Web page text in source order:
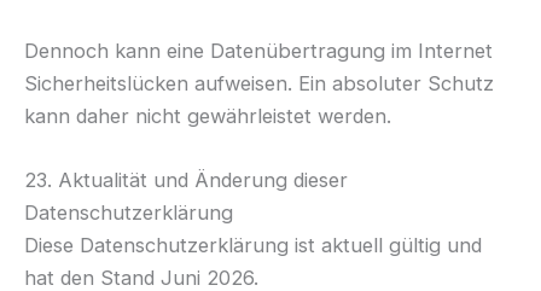
Dennoch kann eine Datenübertragung im Internet
Sicherheitslücken aufweisen. Ein absoluter Schutz
kann daher nicht gewährleistet werden.
23. Aktualität und Änderung dieser
Datenschutzerklärung
Diese Datenschutzerklärung ist aktuell gültig und
hat den Stand Juni 2026.